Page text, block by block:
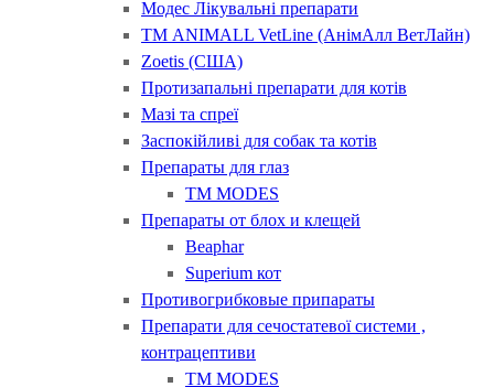
Модес Лікувальні препарати
ТМ ANIMALL VetLine (АнімАлл ВетЛайн)
Zoetis (США)
Протизапальні препарати для котів
Мазі та спреї
Заспокійливі для собак та котів
Препараты для глаз
ТМ MODES
Препараты от блох и клещей
Beaphar
Superium кот
Противогрибковые припараты
Препарати для сечостатевої системи ,
контрацептиви
ТМ MODES